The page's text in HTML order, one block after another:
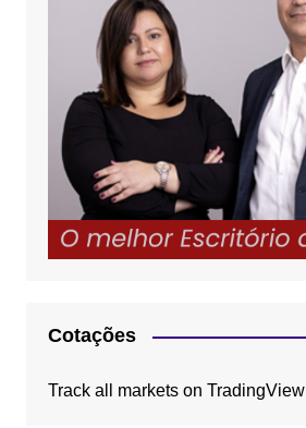
Cotações
Track all markets on TradingView